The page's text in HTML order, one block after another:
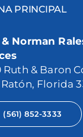
PRINCIPAL
Norman
Ruth & Baron
Florida
(561) 852-3333